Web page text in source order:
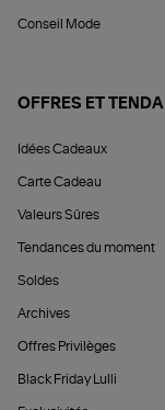
Conseil Mode
OFFRES ET
Idées Cadeaux
Carte Cadeau
Valeurs Sûres
Tendances du moment
Soldes
Archives
Offres Privilèges
Black Friday Lulli